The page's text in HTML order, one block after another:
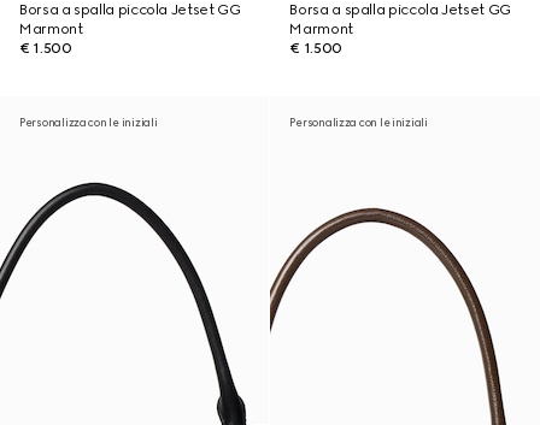
Borsa a spalla piccola Jetset GG
Marmont
€ 1.500
Borsa a spalla piccola Jetset GG
Marmont
€ 1.500
Personalizza con le iniziali Personalizza con le iniziali